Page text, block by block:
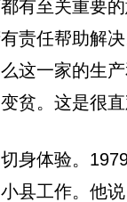
有至关重要
责任帮助解
这一家的生
贫。这是很直
身体验。
县工作。他